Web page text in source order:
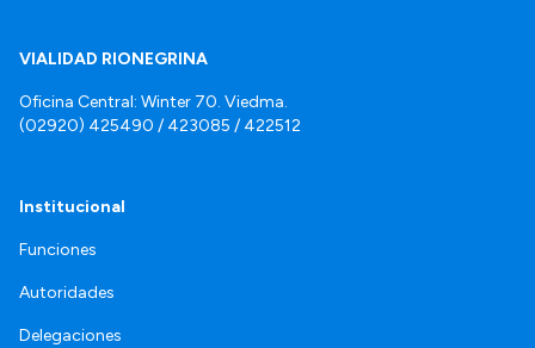
VIALIDAD RIONEGRINA
Oficina Central: Winter 70. Viedma.
(02920) 425490 / 423085 / 422512
Institucional
Funciones
Autoridades
Delegaciones